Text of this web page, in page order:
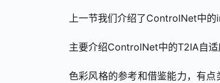
上一节我们介绍了ControlNet中的
主要介绍ControlNet中的T2IA自适
色彩风格的参考和借鉴能力，有